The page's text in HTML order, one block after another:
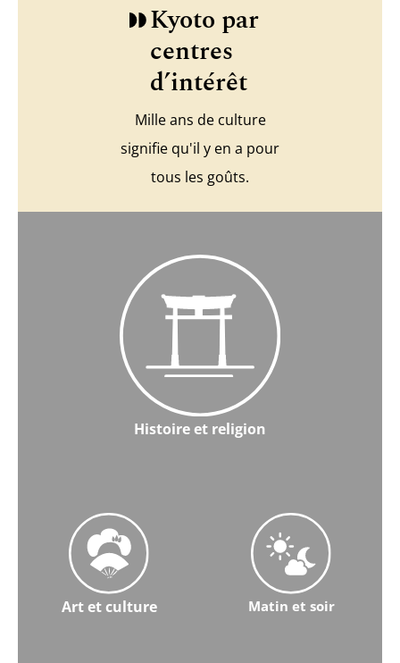
Kyoto par
centres
d’intérêt
Mille ans de culture
signifie qu'il y en a pour
tous les goûts.
Histoire et religion
Art et culture Matin et soir